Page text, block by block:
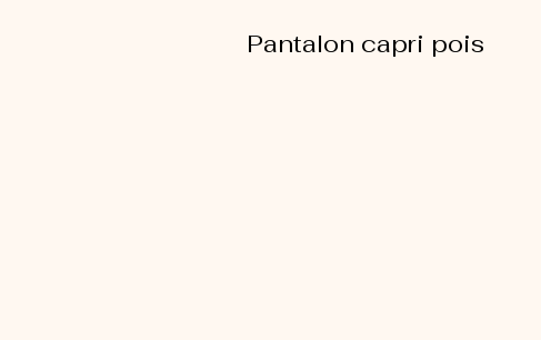
Pantalon capri pois